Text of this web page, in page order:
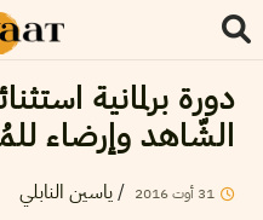
دورة برلمانية
الشّاهد وإرضاء
31 أوت2016
/ياسين النابلي